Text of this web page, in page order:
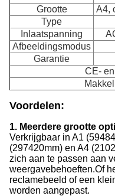
Grootte
A4,
Type
Inlaatspanning
Afbeeldingsmodus
Garantie
CE-
Voordelen:
1. Meerdere grootte
Verkrijgbaar in A1
(297420mm) en A4
zich aan te passen aan
weergavebehoeften.Of
reclamebeeld of een
worden aangepast.